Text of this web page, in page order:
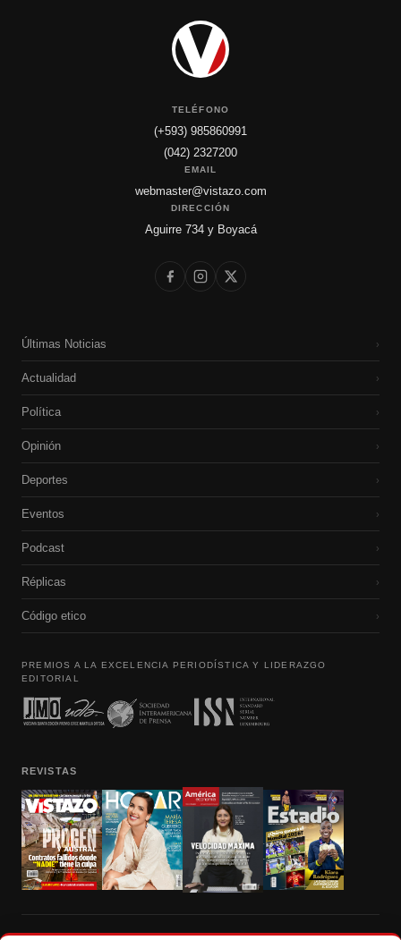
TELÉFONO
(+593) 985860991
(042) 2327200
EMAIL
webmaster@vistazo.com
DIRECCIÓN
Aguirre 734 y Boyacá
Últimas Noticias ›
Actualidad ›
Política ›
Opinión ›
Deportes ›
Eventos ›
Podcast ›
Réplicas ›
Código etico ›
PREMIOS A LA EXCELENCIA PERIODÍSTICA Y LIDERAZGO
EDITORIAL
REVISTAS